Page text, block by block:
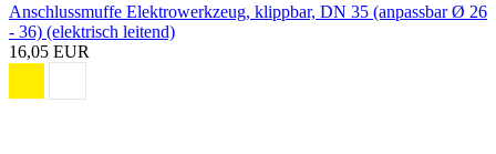
Anschlussmuffe Elektrowerkzeug, klippbar, DN 35 (anpassbar Ø 26
- 36) (elektrisch leitend)
16,05 EUR